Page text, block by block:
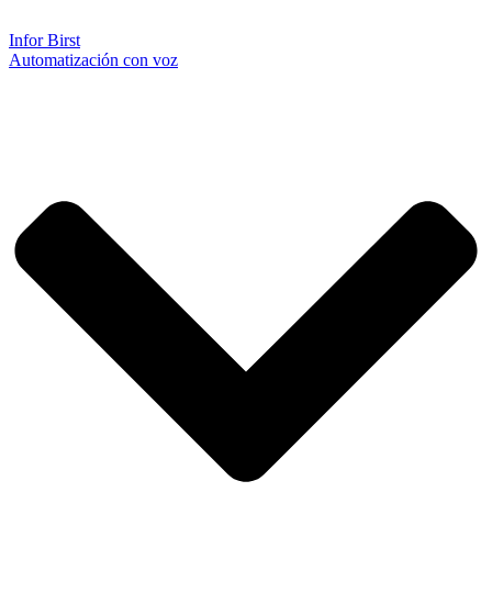
Infor Birst
Automatización con voz